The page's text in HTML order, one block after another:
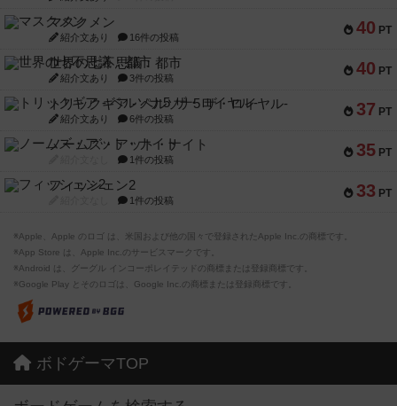
40 PT
マスクメン
紹介文あり 16件の投稿
40 PT
世界の七不思議：都市
紹介文あり 3件の投稿
37 PT
トリックギア - ペルソナ5 ザ・ロイヤル-
紹介文あり 6件の投稿
35 PT
ノームズ・アット・ナイト
1件の投稿
33 PT
フィッシェン2
1件の投稿
※Apple、Apple のロゴ は、米国および他の国々で登録されたApple Inc.の商標です。
※App Store は、Apple Inc.のサービスマークです。
※Android は、グーグル インコーポレイテッドの商標または登録商標です。
※Google Play とそのロゴは、Google Inc.の商標または登録商標です。
ボドゲーマTOP